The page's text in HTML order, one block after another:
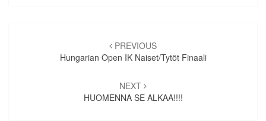
PREVIOUS
Hungarian Open IK Naiset/tytöt Finaali
NEXT
HUOMENNA SE ALKAA!!!!